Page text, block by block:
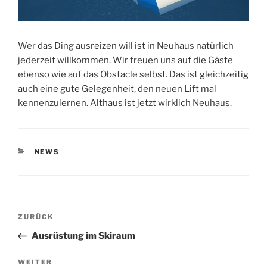
Wer das Ding ausreizen will ist in Neuhaus natürlich
jederzeit willkommen. Wir freuen uns auf die Gäste
ebenso wie auf das Obstacle selbst. Das ist gleichzeitig
auch eine gute Gelegenheit, den neuen Lift mal
kennenzulernen. Althaus ist jetzt wirklich Neuhaus.
KATEGORIEN
NEWS
Beitragsnavigation
Vorheriger
Beitrag
ZURÜCK
Ausrüstung im Skiraum
Nächster
WEITER